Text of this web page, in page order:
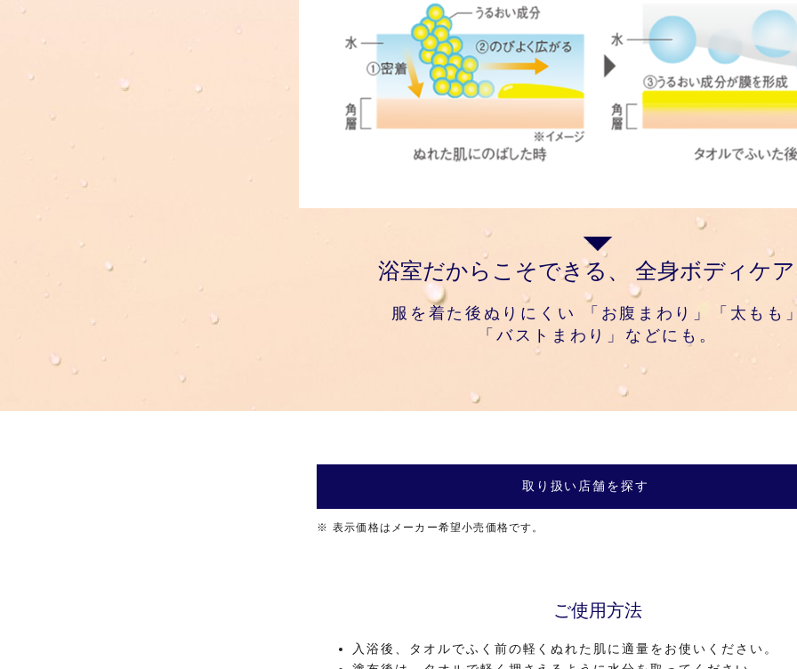
浴室だからこそできる、 全身ボディケ
服を着た後ぬりにくい
「お腹まわり」「太もも
「バストまわり」などにも。
取り扱い店舗を探す
※ 表示価格はメーカー希望小売価格です。
ご使用方法
入浴後、タオルでふく前の軽くぬれた肌に適量をお使いください。